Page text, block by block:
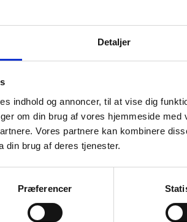
Detaljer
indhold og annoncer, til at vise dig
om din brug af vores hjemmeside med
Vores partnere kan kombinere
din brug af deres tjenester.
Præferencer